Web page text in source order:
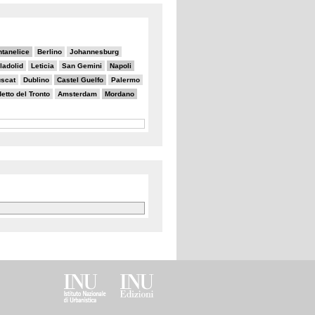
Berlino Johannesburg
Leticia San Gemini Napoli
Dublino Castel Guelfo Palermo
del Tronto Amsterdam Mordano